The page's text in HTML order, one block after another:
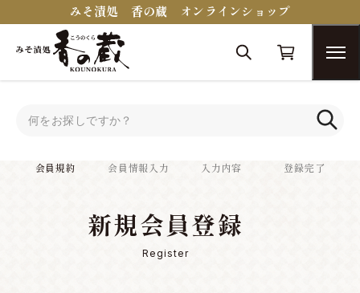
みそ漬処 香の蔵 オンラインショップ
会員規約 会員情報入力 入力内容 登録完了
新規会員登録
Register